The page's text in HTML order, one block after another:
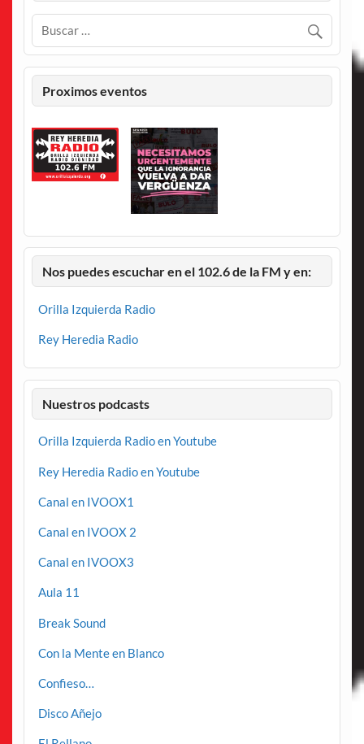
Proximos eventos
Nos puedes escuchar en el 102.6 de la FM y en:
Orilla Izquierda Radio
Rey Heredia Radio
Nuestros podcasts
Orilla Izquierda Radio en Youtube
Rey Heredia Radio en Youtube
Canal en IVOOX1
Canal en IVOOX 2
Canal en IVOOX3
Aula 11
Break Sound
Con la Mente en Blanco
Confieso…
Disco Añejo